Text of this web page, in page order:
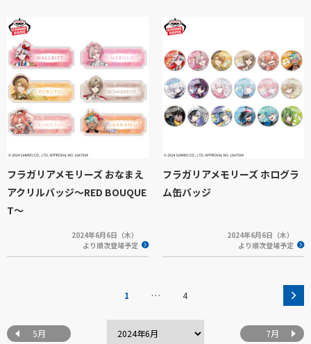
フラガリアメモリーズ おなまえ
アクリルバッジ～RED BOUQUE
T～
2024年6月6日（木）
より順次登場予定
フラガリアメモリーズ ホログラ
ム缶バッジ
2024年6月6日（木）
より順次登場予定
1 … 4
5月 7月